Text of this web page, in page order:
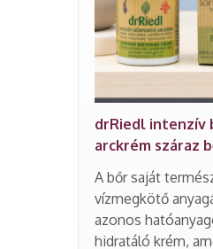
drRiedl intenzív
arckrém száraz
A bőr saját
vízmegkötő
azonos
hidratáló krém,